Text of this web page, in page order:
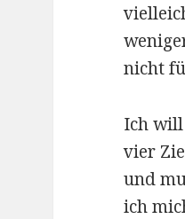
nicht
Ich will
vier
und
ich